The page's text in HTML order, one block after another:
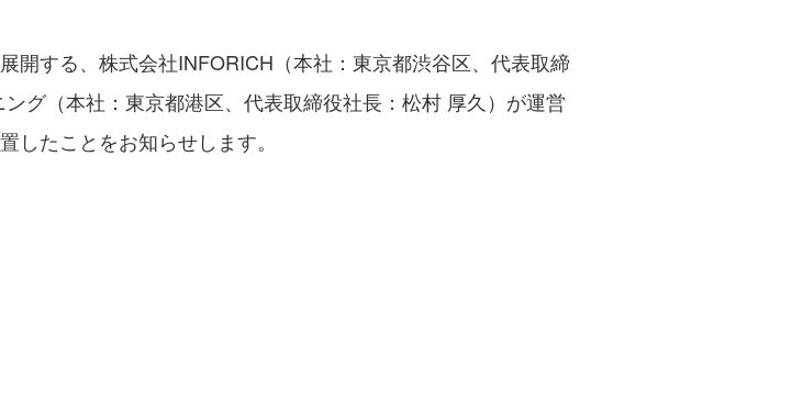
開する、株式会社INFORICH（本社：東京都渋谷区、代表取締
グ（本社：東京都港区、代表取締役社長：松村 厚久）が運営
したことをお知らせします。